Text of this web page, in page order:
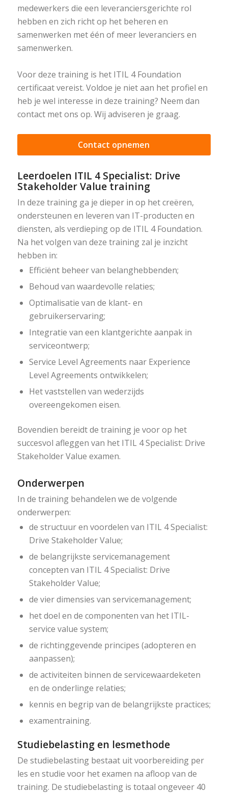
medewerkers die een leveranciersgerichte rol
hebben en zich richt op het beheren en
samenwerken met één of meer leveranciers en
samenwerken.
Voor deze training is het ITIL 4 Foundation
certificaat vereist. Voldoe je niet aan het profiel en
heb je wel interesse in deze training? Neem dan
contact met ons op. Wij adviseren je graag.
Contact opnemen
Leerdoelen ITIL 4 Specialist: Drive
Stakeholder Value training
In deze training ga je dieper in op het creëren,
ondersteunen en leveren van IT-producten en
diensten, als verdieping op de ITIL 4 Foundation.
Na het volgen van deze training zal je inzicht
hebben in:
Efficiënt beheer van belanghebbenden;
Behoud van waardevolle relaties;
Optimalisatie van de klant- en
gebruikerservaring;
Integratie van een klantgerichte aanpak in
serviceontwerp;
Service Level Agreements naar Experience
Level Agreements ontwikkelen;
Het vaststellen van wederzijds
overeengekomen eisen.
Bovendien bereidt de training je voor op het
succesvol afleggen van het ITIL 4 Specialist: Drive
Stakeholder Value examen.
Onderwerpen
In de training behandelen we de volgende
onderwerpen:
de structuur en voordelen van ITIL 4 Specialist:
Drive Stakeholder Value;
de belangrijkste servicemanagement
concepten van ITIL 4 Specialist: Drive
Stakeholder Value;
de vier dimensies van servicemanagement;
het doel en de componenten van het ITIL-
service value system;
de richtinggevende principes (adopteren en
aanpassen);
de activiteiten binnen de servicewaardeketen
en de onderlinge relaties;
kennis en begrip van de belangrijkste practices;
examentraining.
Studiebelasting en lesmethode
De studiebelasting bestaat uit voorbereiding per
les en studie voor het examen na afloop van de
training. De studiebelasting is totaal ongeveer 40